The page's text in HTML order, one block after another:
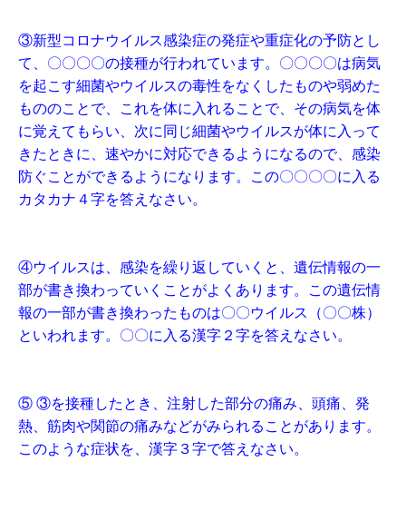
③新型コロナウイルス感染症の発症や重症化の予防とし
て、〇〇〇〇の接種が行われています。〇〇〇〇は病気
を起こす細菌やウイルスの毒性をなくしたものや弱めた
もののことで、これを体に入れることで、その病気を体
に覚えてもらい、次に同じ細菌やウイルスが体に入って
きたときに、速やかに対応できるようになるので、感染
防ぐことができるようになります。この〇〇〇〇に入る
カタカナ４字を答えなさい。
④ウイルスは、感染を繰り返していくと、遺伝情報の一
部が書き換わっていくことがよくあります。この遺伝情
報の一部が書き換わったものは〇〇ウイルス（〇〇株）
といわれます。〇〇に入る漢字２字を答えなさい。
⑤ ③を接種したとき、注射した部分の痛み、頭痛、発
熱、筋肉や関節の痛みなどがみられることがあります。
このような症状を、漢字３字で答えなさい。